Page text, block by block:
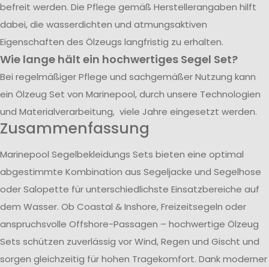
befreit werden. Die Pflege gemäß Herstellerangaben hilft
dabei, die wasserdichten und atmungsaktiven
Eigenschaften des Ölzeugs langfristig zu erhalten.
Wie lange hält ein hochwertiges Segel Set?
Bei regelmäßiger Pflege und sachgemäßer Nutzung kann
ein Ölzeug Set von Marinepool, durch unsere Technologien
und Materialverarbeitung, viele Jahre eingesetzt werden.
Zusammenfassung
Marinepool Segelbekleidungs Sets bieten eine optimal
abgestimmte Kombination aus Segeljacke und Segelhose
oder Salopette für unterschiedlichste Einsatzbereiche auf
dem Wasser. Ob Coastal & Inshore, Freizeitsegeln oder
anspruchsvolle Offshore-Passagen – hochwertige Ölzeug
Sets schützen zuverlässig vor Wind, Regen und Gischt und
sorgen gleichzeitig für hohen Tragekomfort. Dank moderner